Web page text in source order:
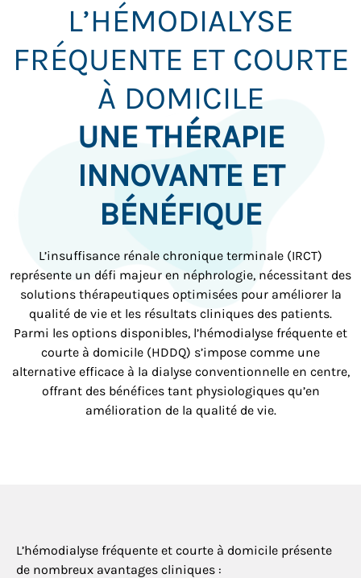
L’HÉMODIALYSE
FRÉQUENTE ET COURTE
À DOMICILE
UNE THÉRAPIE
INNOVANTE ET
BÉNÉFIQUE
L’insuffisance rénale chronique terminale (IRCT)
représente un défi majeur en néphrologie, nécessitant des
solutions thérapeutiques optimisées pour améliorer la
qualité de vie et les résultats cliniques des patients.
Parmi les options disponibles, l’hémodialyse fréquente et
courte à domicile (HDDQ) s’impose comme une
alternative efficace à la dialyse conventionnelle en centre,
offrant des bénéfices tant physiologiques qu’en
amélioration de la qualité de vie.
L’hémodialyse fréquente et courte à domicile présente
de nombreux avantages cliniques :